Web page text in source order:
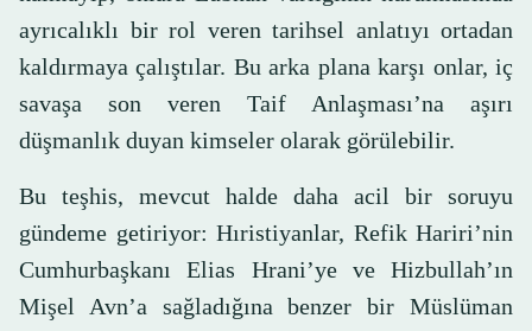
ayrıcalıklı bir rol veren tarihsel anlatıyı ortadan
kaldırmaya çalıştılar. Bu arka plana karşı onlar, iç
savaşa son veren Taif Anlaşması’na aşırı
düşmanlık duyan kimseler olarak görülebilir.
Bu teşhis, mevcut halde daha acil bir soruyu
gündeme getiriyor: Hıristiyanlar, Refik Hariri’nin
Cumhurbaşkanı Elias Hrani’ye ve Hizbullah’ın
Mişel Avn’a sağladığına benzer bir Müslüman